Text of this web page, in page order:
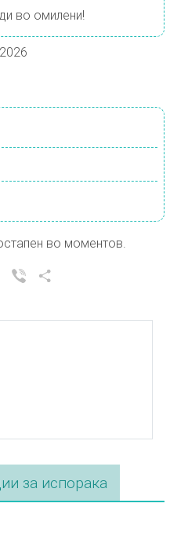
во омилени!
во моментов.
Gmail Viber
за испорака